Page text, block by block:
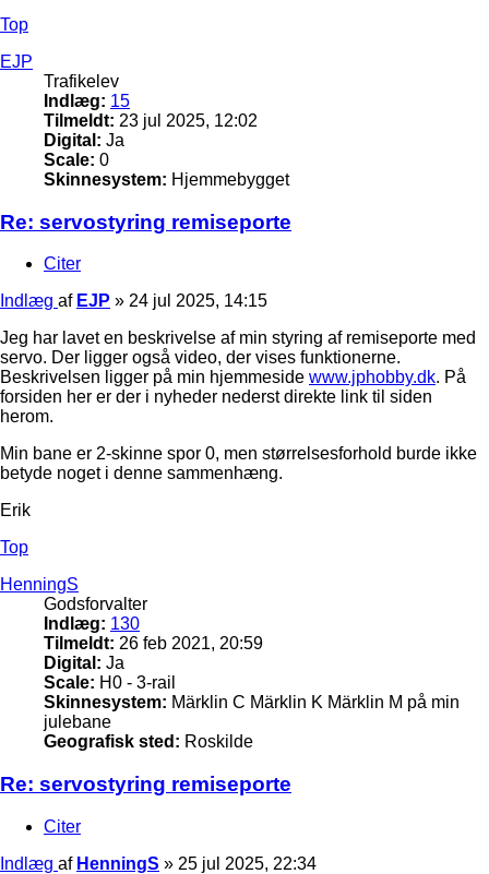
Top
EJP
Trafikelev
Indlæg: 15
Tilmeldt: 23 jul 2025, 12:02
Digital: Ja
Scale: 0
Skinnesystem: Hjemmebygget
Re: servostyring remiseporte
Citer
Indlæg af EJP » 24 jul 2025, 14:15
Jeg har lavet en beskrivelse af min styring af remiseporte med
servo. Der ligger også video, der vises funktionerne.
Beskrivelsen ligger på min hjemmeside www.jphobby.dk. På
forsiden her er der i nyheder nederst direkte link til siden
herom.
Min bane er 2-skinne spor 0, men størrelsesforhold burde ikke
betyde noget i denne sammenhæng.
Erik
Top
HenningS
Godsforvalter
Indlæg: 130
Tilmeldt: 26 feb 2021, 20:59
Digital: Ja
Scale: H0 - 3-rail
Skinnesystem: Märklin C Märklin K Märklin M på min
julebane
Geografisk sted: Roskilde
Re: servostyring remiseporte
Citer
Indlæg af HenningS » 25 jul 2025, 22:34